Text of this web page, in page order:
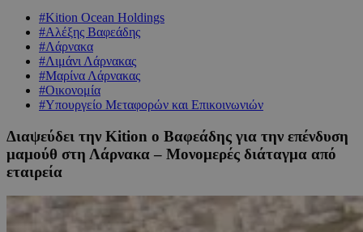
#Kition Ocean Holdings
#Αλέξης Βαφεάδης
#Λάρνακα
#Λιμάνι Λάρνακας
#Μαρίνα Λάρνακας
#Οικονομία
#Υπουργείο Μεταφορών και Επικοινωνιών
Διαψεύδει την Kition ο Βαφεάδης για την επένδυση
μαμούθ στη Λάρνακα – Μονομερές διάταγμα από
εταιρεία